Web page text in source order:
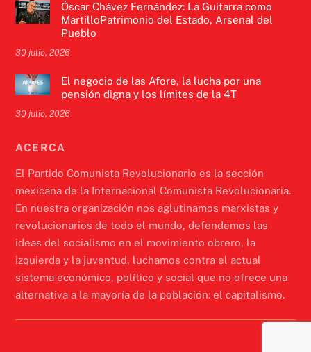
Óscar Chávez Fernández: La Guitarra como
MartilloPatrimonio del Estado, Arsenal del
Pueblo
30 julio, 2026
El negocio de las Afore, la lucha por una
pensión digna y los límites de la 4T
30 julio, 2026
ACERCA
El Partido Comunista Revolucionario es la sección
mexicana de la Internacional Comunista Revolucionaria.
En nuestra organización nos aglutinamos marxistas y
revolucionarios de todo el mundo, defendemos las
ideas del socialismo en el movimiento obrero, la
izquierda y la juventud, luchamos contra el actual
sistema económico, político y social que no ofrece una
alternativa a la mayoría de la población: el capitalismo.